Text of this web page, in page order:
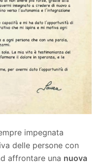
impegnata
delle persone con
affrontare una nuova